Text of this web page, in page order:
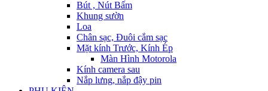
Bút , Nút Bấm
Khung sườn
Loa
Chân sạc, Đuôi cắm sạc
Mặt kính Trước, Kính Ép
Màn Hình Motorola
Kính camera sau
Nắp lưng, nắp đậy pin